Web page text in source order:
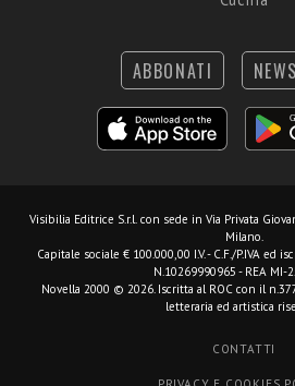
ABBONATI
Visibilia Editrice S.r.l. con sede in Via Privata
Milano.
Capitale sociale € 100.000,00 I.V. - C.F./P.IVA ed
N.10269990965 - REA MI-
Novella 2000 © 2026. Iscritta al ROC con il
letteraria ed artistica
CONTATTI